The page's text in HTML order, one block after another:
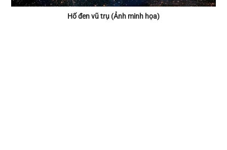
Hố đen vũ trụ (Ảnh minh họa)